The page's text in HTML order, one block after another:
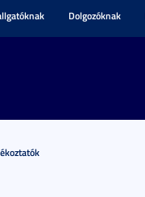
Dolgozóknak